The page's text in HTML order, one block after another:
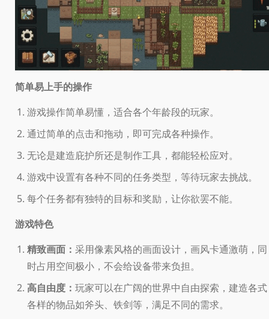
简单易上手的操作
游戏操作简单易懂，适合各个年龄段的玩家。
通过简单的点击和拖动，即可完成各种操作。
无论是建造庇护所还是制作工具，都能轻松应对。
游戏中设置有各种不同的任务类型，等待玩家去挑战。
每个任务都有独特的目标和奖励，让你欲罢不能。
游戏特色
精致画面： 采用像素风格的画面设计，画风卡通激萌，同
时占用空间极小，不会给设备带来负担。
高自由度： 玩家可以在广阔的世界中自由探索，建造各式
各样的物品如斧头、铁剑等，满足不同的需求。